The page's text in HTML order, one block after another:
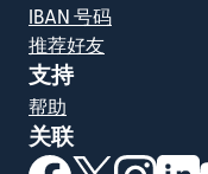
IBAN 号码
推荐好友
支持
帮助
关联
（在新窗口中打
（在新窗
（在